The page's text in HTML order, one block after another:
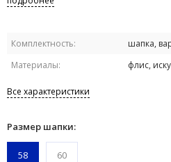
Комплектность:
шапка,
Материалы:
флис,
Все характеристики
Размер шапки:
58 60